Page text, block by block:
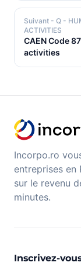
Suivant - Q -
ACTIVITIES
CAEN Code
activities
Incorpo.ro
entreprises en
sur le revenu
minutes.
Inscrivez-